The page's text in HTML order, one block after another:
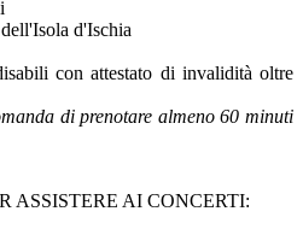
d'Ischia
con attestato di invalidità oltre
di prenotare almeno 60 minuti
ASSISTERE AI CONCERTI: